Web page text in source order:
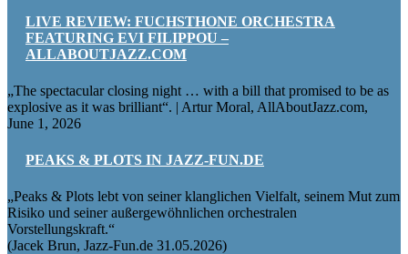
LIVE REVIEW: FUCHSTHONE ORCHESTRA
FEATURING EVI FILIPPOU –
ALLABOUTJAZZ.COM
„The spectacular closing night … with a bill that promised to be as
explosive as it was brilliant“. | Artur Moral, AllAboutJazz.com,
June 1, 2026
PEAKS & PLOTS IN JAZZ-FUN.DE
„Peaks & Plots lebt von seiner klanglichen Vielfalt, seinem Mut zum
Risiko und seiner außergewöhnlichen orchestralen
Vorstellungskraft.“
(Jacek Brun, Jazz-Fun.de 31.05.2026)